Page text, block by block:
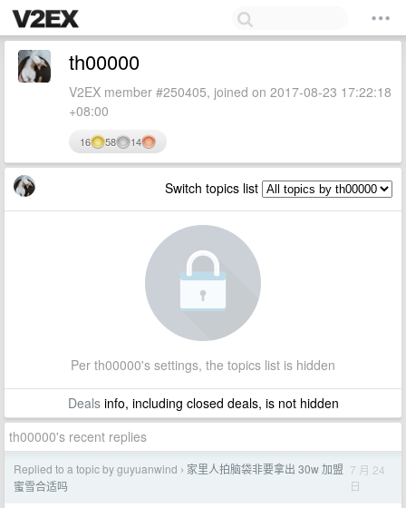
th00000
V2EX member #250405, joined on 2017-08-23 17:22:18
+08:00
16 58 14
Switch topics list
Per th00000's settings, the topics list is hidden
Dealsinfo, including closed deals, is not hidden
th00000's recent replies
Replied to a topic by guyuanwind › 家里人拍脑袋非要拿出 30w 加盟
蜜雪合适吗
7 月 24
日